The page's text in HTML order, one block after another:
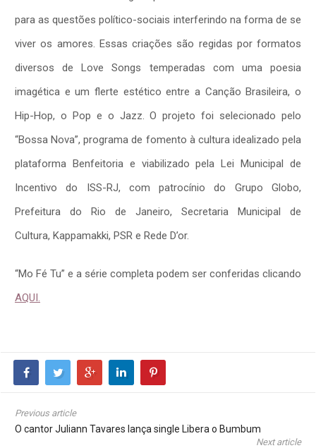
para as questões político-sociais interferindo na forma de se
viver os amores. Essas criações são regidas por formatos
diversos de Love Songs temperadas com uma poesia
imagética e um flerte estético entre a Canção Brasileira, o
Hip-Hop, o Pop e o Jazz. O projeto foi selecionado pelo
“Bossa Nova”, programa de fomento à cultura idealizado pela
plataforma Benfeitoria e viabilizado pela Lei Municipal de
Incentivo do ISS-RJ, com patrocínio do Grupo Globo,
Prefeitura do Rio de Janeiro, Secretaria Municipal de
Cultura, Kappamakki, PSR e Rede D’or.
“Mo Fé Tu” e a série completa podem ser conferidas clicando
AQUI.
Previous article
O cantor Juliann Tavares lança single Libera o Bumbum
Next article